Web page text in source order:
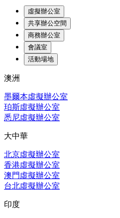
虛擬辦公室
共享辦公空間
商務辦公室
會議室
活動場地
澳洲
墨爾本虛擬辦公室
珀斯虛擬辦公室
悉尼虛擬辦公室
大中華
北京虛擬辦公室
香港虛擬辦公室
澳門虛擬辦公室
台北虛擬辦公室
印度